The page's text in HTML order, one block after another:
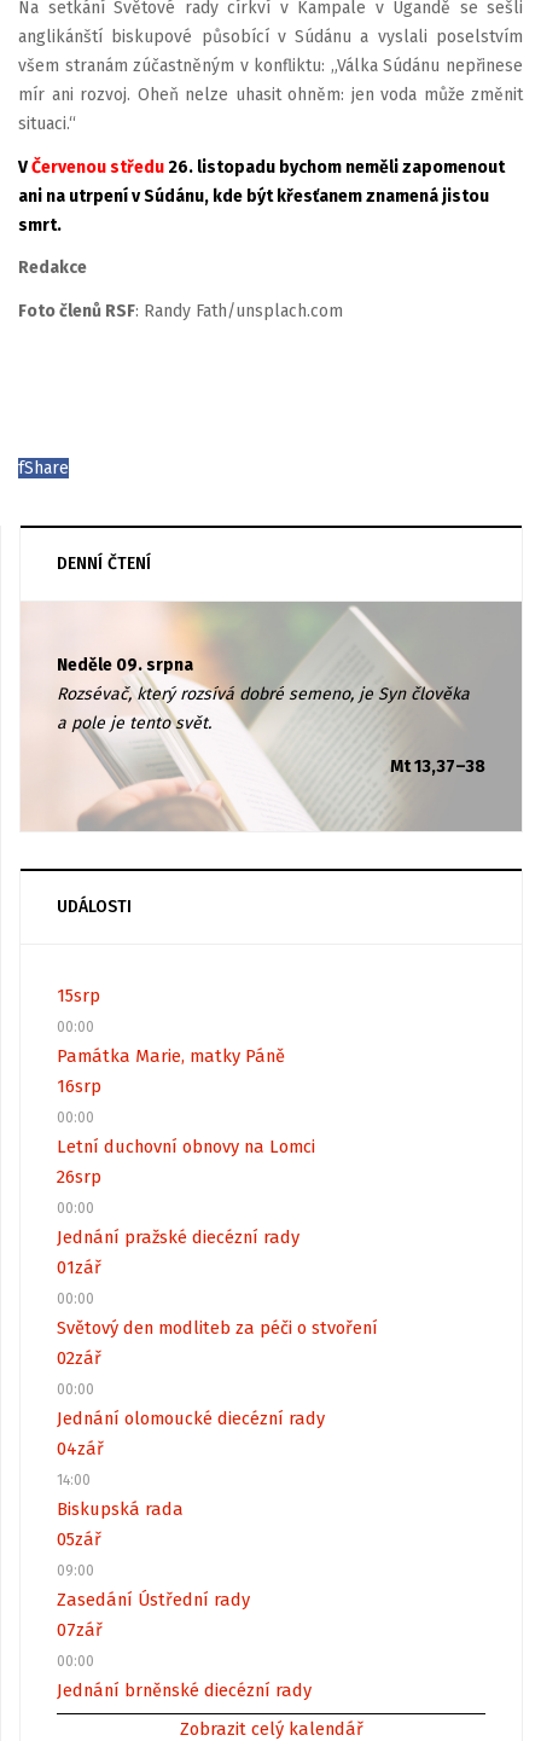
Na setkání Světové rady církví v Kampale v Ugandě se sešli
anglikánští biskupové působící v Súdánu a vyslali poselstvím
všem stranám zúčastněným v konfliktu: „Válka Súdánu nepřinese
mír ani rozvoj. Oheň nelze uhasit ohněm: jen voda může změnit
situaci.“
VČervenou středu26. listopadu bychom neměli zapomenout
ani na utrpení v Súdánu, kde být křesťanem znamená jistou
smrt.
Redakce
Foto členů RSF: Randy Fath/unsplach.com
fShare
DENNÍ ČTENÍ
Neděle 09. srpna
Rozsévač, který rozsívá dobré semeno, je Syn člověka
a pole je tento svět.
Mt 13,37–38
UDÁLOSTI
15srp
00:00
Památka Marie, matky Páně
16srp
00:00
Letní duchovní obnovy na Lomci
26srp
00:00
Jednání pražské diecézní rady
01zář
00:00
Světový den modliteb za péči o stvoření
02zář
00:00
Jednání olomoucké diecézní rady
04zář
14:00
Biskupská rada
05zář
09:00
Zasedání Ústřední rady
07zář
00:00
Jednání brněnské diecézní rady
Zobrazit celý kalendář